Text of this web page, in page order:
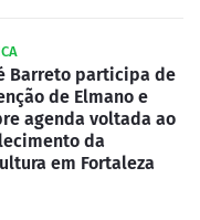
Barreto participa de
de Elmano e
agenda voltada ao
da
em Fortaleza